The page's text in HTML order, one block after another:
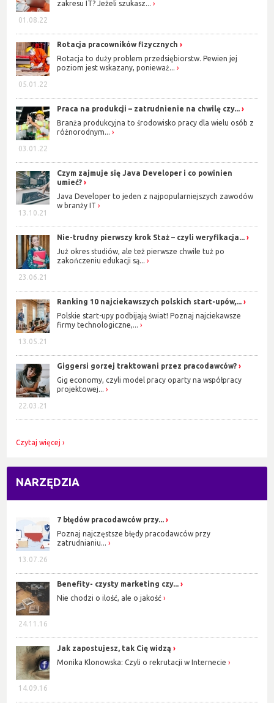
01.08.22
zakresu IT? Jeżeli szukasz...
05.01.22
Rotacja pracowników fizycznych
Rotacja to duży problem przedsiębiorstw. Pewien jej
poziom jest wskazany, ponieważ...
03.01.22
Praca na produkcji – zatrudnienie na chwilę czy...
Branża produkcyjna to środowisko pracy dla wielu osób z
różnorodnym...
13.10.21
Czym zajmuje się Java Developer i co powinien
umieć?
Java Developer to jeden z najpopularniejszych zawodów
w branży IT
23.06.21
Nie-trudny pierwszy krok Staż – czyli weryfikacja...
Już okres studiów, ale też pierwsze chwile tuż po
zakończeniu edukacji są...
13.05.21
Ranking 10 najciekawszych polskich start-upów,...
Polskie start-upy podbijają świat! Poznaj najciekawsze
firmy technologiczne,...
22.03.21
Giggersi gorzej traktowani przez pracodawców?
Gig economy, czyli model pracy oparty na współpracy
projektowej...
Czytaj więcej
NARZĘDZIA
13.07.26
7 błędów pracodawców przy...
Poznaj najczęstsze błędy pracodawców przy
zatrudnianiu...
24.11.16
Benefity- czysty marketing czy...
Nie chodzi o ilość, ale o jakość
14.09.16
Jak zapostujesz, tak Cię widzą
Monika Klonowska: Czyli o rekrutacji w Internecie